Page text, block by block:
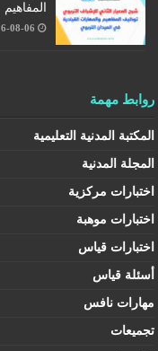
08-06
روابط مهمة
المكتبة المدنية التعليمية
المجلة المدنية
اختبارات مركزية
اختبارات موهبة
اختبارات قياس
أسئلة قياس
مهارات نافس
تجميعات